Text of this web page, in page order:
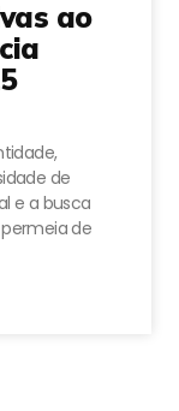
ao
de
e a busca
de